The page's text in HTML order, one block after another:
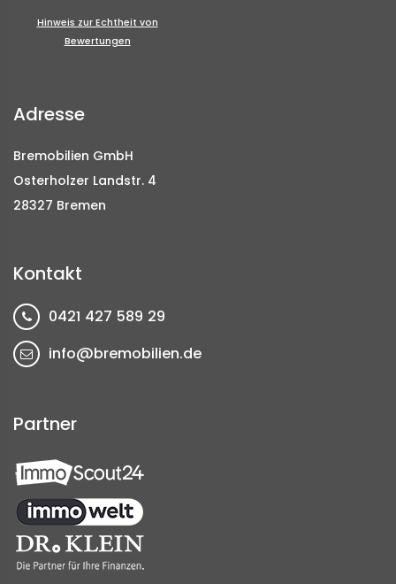
Hinweis zur Echtheit von
Bewertungen
Adresse
Bremobilien GmbH
Osterholzer Landstr. 4
28327 Bremen
Kontakt
0421 427 589 29
info@bremobilien.de
Partner